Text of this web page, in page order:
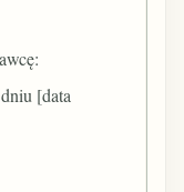
[data